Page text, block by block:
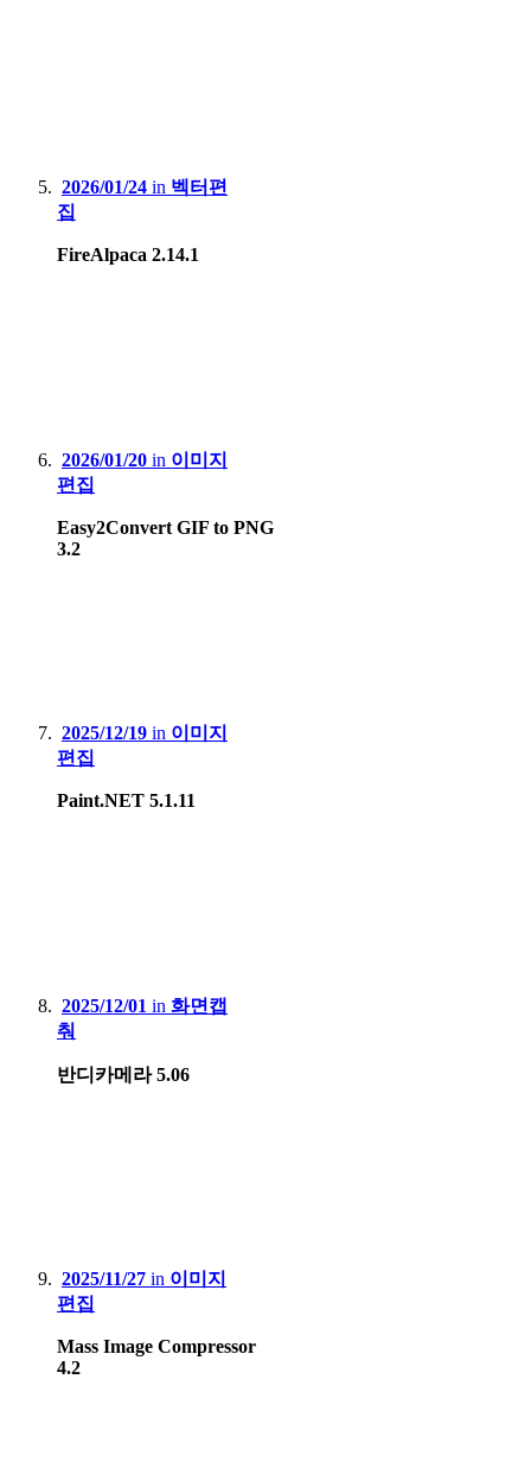
2026/01/24 in 벡터편
집
FireAlpaca 2.14.1
2026/01/20 in 이미지
편집
Easy2Convert GIF to PNG
3.2
2025/12/19 in 이미지
편집
Paint.NET 5.1.11
2025/12/01 in 화면캡
춰
반디카메라 5.06
2025/11/27 in 이미지
편집
Mass Image Compressor
4.2